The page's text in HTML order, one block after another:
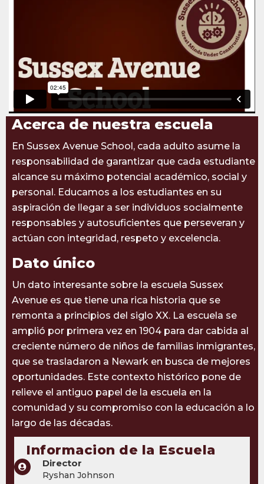
Acerca de nuestra escuela
En Sussex Avenue School, cada adulto asume la
responsabilidad de garantizar que cada estudiante
alcance su máximo potencial académico, social y
personal. Educamos a los estudiantes en su
aspiración de llegar a ser individuos socialmente
responsables y autosuficientes que perseveran y
actúan con integridad, respeto y excelencia.
Dato único
Un dato interesante sobre la escuela Sussex
Avenue es que tiene una rica historia que se
remonta a principios del siglo XX. La escuela se
amplió por primera vez en 1904 para dar cabida al
creciente número de niños de familias inmigrantes,
que se trasladaron a Newark en busca de mejores
oportunidades. Este contexto histórico pone de
relieve el antiguo papel de la escuela en la
comunidad y su compromiso con la educación a lo
largo de las décadas.
Informacion de la Escuela
Director
Ryshan Johnson